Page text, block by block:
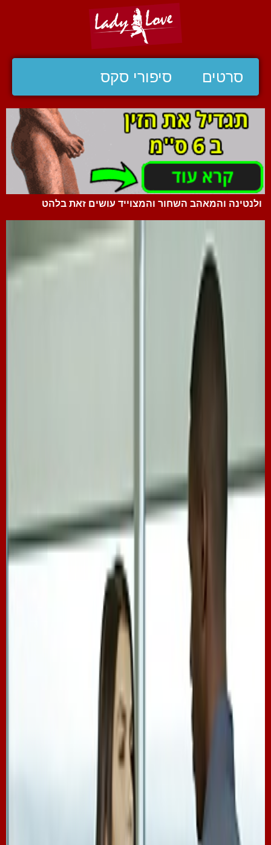
סרטים סיפורי סקס
ולנטינה והמאהב השחור והמצוייד עושים זאת בלהט